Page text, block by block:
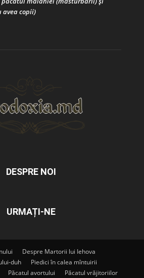
avea copii)
DESPRE NOI
URMAȚI-NE
Despre Martorii lui Iehova
duh
Piedici în calea mîntuirii
Păcatul avortului Păcatul vrăjitoriilor